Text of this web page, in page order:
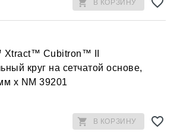
В КОРЗИНУ
Xtract™ Cubitron™ II
круг на сетчатой основе,
х NM 39201
В КОРЗИНУ